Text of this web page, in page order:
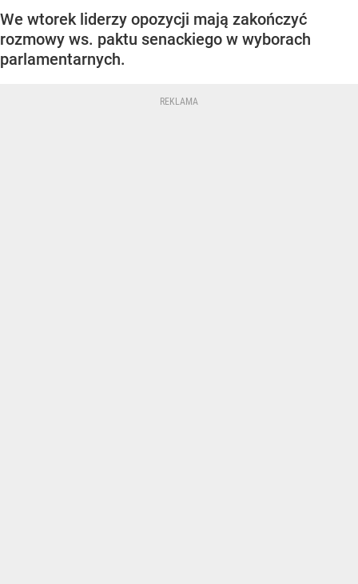
We wtorek liderzy opozycji mają zakończyć
rozmowy ws. paktu senackiego w wyborach
parlamentarnych.